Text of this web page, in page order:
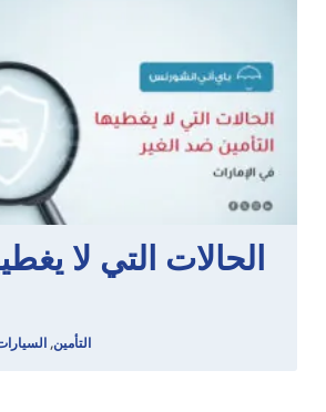
الحالات التي لا
التأمين,